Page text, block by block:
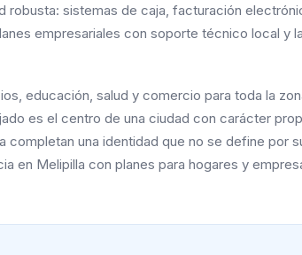
sistemas de caja, facturación
empresariales con soporte técnico local y la
educación, salud y comercio para toda la
es el centro de una ciudad con carácter
completan una identidad que no se define por
en Melipilla con planes para hogares y